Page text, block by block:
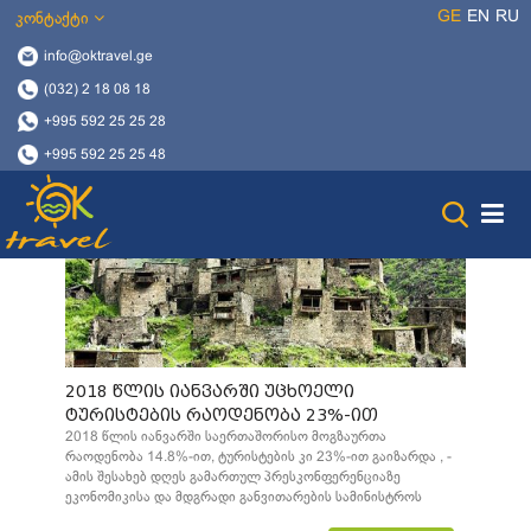
კონტაქტი
info@oktravel.ge
(032) 2 18 08 18
+995 592 25 25 28
+995 592 25 25 48
GE EN RU
2018 წლის იანვარში უცხოელი
ტურისტების რაოდენობა 23%-ით
გაიზარდა
2018 წლის იანვარში საერთაშორისო მოგზაურთა
რაოდენობა 14.8%-ით, ტურისტების კი 23%-ით გაიზარდა , -
ამის შესახებ დღეს გამართულ პრესკონფერენციაზე
ეკონომიკისა და მდგრადი განვითარების სამინისტროს